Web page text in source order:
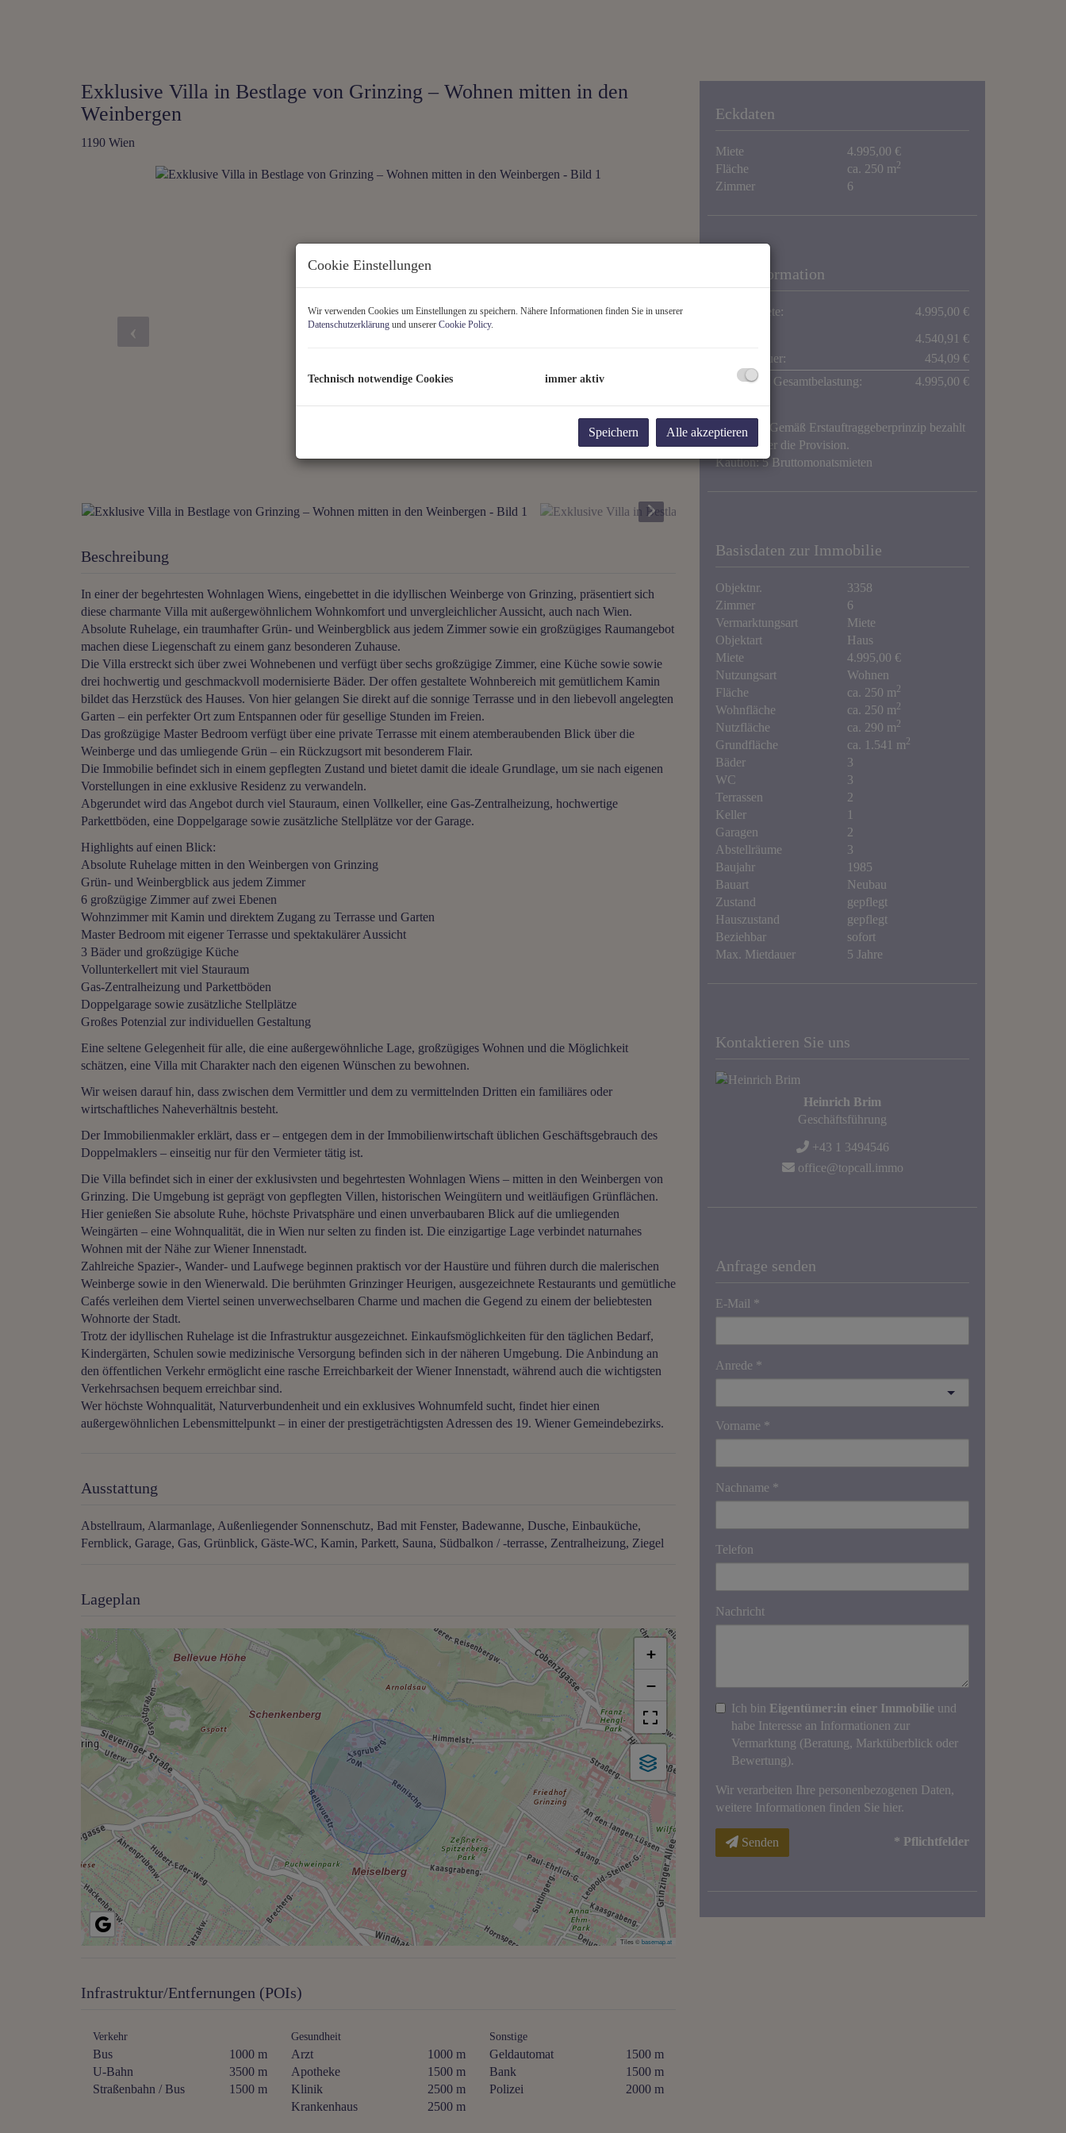
Exklusive Villa in Bestlage von Grinzing – Wohnen mitten in den
Weinbergen
1190 Wien
Beschreibung
In einer der begehrtesten Wohnlagen Wiens, eingebettet in die idyllischen Weinberge von Grinzing, präsentiert sich
diese charmante Villa mit außergewöhnlichem Wohnkomfort und unvergleichlicher Aussicht, auch nach Wien.
Absolute Ruhelage, ein traumhafter Grün- und Weinbergblick aus jedem Zimmer sowie ein großzügiges Raumangebot
machen diese Liegenschaft zu einem ganz besonderen Zuhause.
Die Villa erstreckt sich über zwei Wohnebenen und verfügt über sechs großzügige Zimmer, eine Küche sowie sowie
drei hochwertig und geschmackvoll modernisierte Bäder. Der offen gestaltete Wohnbereich mit gemütlichem Kamin
bildet das Herzstück des Hauses. Von hier gelangen Sie direkt auf die sonnige Terrasse und in den liebevoll angelegten
Garten – ein perfekter Ort zum Entspannen oder für gesellige Stunden im Freien.
Das großzügige Master Bedroom verfügt über eine private Terrasse mit einem atemberaubenden Blick über die
Weinberge und das umliegende Grün – ein Rückzugsort mit besonderem Flair.
Die Immobilie befindet sich in einem gepflegten Zustand und bietet damit die ideale Grundlage, um sie nach eigenen
Vorstellungen in eine exklusive Residenz zu verwandeln.
Abgerundet wird das Angebot durch viel Stauraum, einen Vollkeller, eine Gas-Zentralheizung, hochwertige
Parkettböden, eine Doppelgarage sowie zusätzliche Stellplätze vor der Garage.
Highlights auf einen Blick:
Absolute Ruhelage mitten in den Weinbergen von Grinzing
Grün- und Weinbergblick aus jedem Zimmer
6 großzügige Zimmer auf zwei Ebenen
Wohnzimmer mit Kamin und direktem Zugang zu Terrasse und Garten
Master Bedroom mit eigener Terrasse und spektakulärer Aussicht
3 Bäder und großzügige Küche
Vollunterkellert mit viel Stauraum
Gas-Zentralheizung und Parkettböden
Doppelgarage sowie zusätzliche Stellplätze
Großes Potenzial zur individuellen Gestaltung
Eine seltene Gelegenheit für alle, die eine außergewöhnliche Lage, großzügiges Wohnen und die Möglichkeit
schätzen, eine Villa mit Charakter nach den eigenen Wünschen zu bewohnen.
Wir weisen darauf hin, dass zwischen dem Vermittler und dem zu vermittelnden Dritten ein familiäres oder
wirtschaftliches Naheverhältnis besteht.
Der Immobilienmakler erklärt, dass er – entgegen dem in der Immobilienwirtschaft üblichen Geschäftsgebrauch des
Doppelmaklers – einseitig nur für den Vermieter tätig ist.
Die Villa befindet sich in einer der exklusivsten und begehrtesten Wohnlagen Wiens – mitten in den Weinbergen von
Grinzing. Die Umgebung ist geprägt von gepflegten Villen, historischen Weingütern und weitläufigen Grünflächen.
Hier genießen Sie absolute Ruhe, höchste Privatsphäre und einen unverbaubaren Blick auf die umliegenden
Weingärten – eine Wohnqualität, die in Wien nur selten zu finden ist. Die einzigartige Lage verbindet naturnahes
Wohnen mit der Nähe zur Wiener Innenstadt.
Zahlreiche Spazier-, Wander- und Laufwege beginnen praktisch vor der Haustüre und führen durch die malerischen
Weinberge sowie in den Wienerwald. Die berühmten Grinzinger Heurigen, ausgezeichnete Restaurants und gemütliche
Cafés verleihen dem Viertel seinen unverwechselbaren Charme und machen die Gegend zu einem der beliebtesten
Wohnorte der Stadt.
Trotz der idyllischen Ruhelage ist die Infrastruktur ausgezeichnet. Einkaufsmöglichkeiten für den täglichen Bedarf,
Kindergärten, Schulen sowie medizinische Versorgung befinden sich in der näheren Umgebung. Die Anbindung an
den öffentlichen Verkehr ermöglicht eine rasche Erreichbarkeit der Wiener Innenstadt, während auch die wichtigsten
Verkehrsachsen bequem erreichbar sind.
Wer höchste Wohnqualität, Naturverbundenheit und ein exklusives Wohnumfeld sucht, findet hier einen
außergewöhnlichen Lebensmittelpunkt – in einer der prestigeträchtigsten Adressen des 19. Wiener Gemeindebezirks.
Ausstattung
Abstellraum Alarmanlage Außenliegender Sonnenschutz Bad mit Fenster Badewanne Dusche Einbauküche
Fernblick Garage Gas Grünblick Gäste-WC Kamin Parkett Sauna Südbalkon / -terrasse Zentralheizung Ziegel
Lageplan
+
−
Tiles ©basemap.at
Infrastruktur/Entfernungen (POIs)
Verkehr
Bus
1000 m
U-Bahn
3500 m
Straßenbahn / Bus
1500 m
Gesundheit
Arzt
1000 m
Apotheke
1500 m
Klinik
2500 m
Krankenhaus
2500 m
Sonstige
Geldautomat
1500 m
Bank
1500 m
Polizei
2000 m
Eckdaten
Miete
4.995,00 €
Fläche
ca. 250 m2
Zimmer 6
Preisinformation
Gesamtmiete:
4.995,00 €
4.540,91 €
Umsatzsteuer:
454,09 €
monatliche Gesamtbelastung:
4.995,00 €
Provision:
Gemäß Erstauftraggeberprinzip bezahlt
der Abgeber die Provision.
Kaution: 5 Bruttomonatsmieten
Basisdaten zur Immobilie
Objektnr.
3358
Zimmer
6
Vermarktungsart
Miete
Objektart
Haus
Miete
4.995,00 €
Nutzungsart
Wohnen
Fläche
ca. 250 m2
Wohnfläche ca. 250 m2
Nutzfläche ca. 290 m2
Grundfläche ca. 1.541 m2
Bäder
3
WC
3
Terrassen
2
Keller
1
Garagen
2
Abstellräume
3
Baujahr
1985
Bauart
Neubau
Zustand
gepflegt
Hauszustand
gepflegt
Beziehbar
sofort
Max. Mietdauer
5 Jahre
Kontaktieren Sie uns
Heinrich Brim
Geschäftsführung
+43 1 3494546
office@topcall.immo
Anfrage senden
E-Mail
Anrede
Vorname
Nachname
Telefon
Nachricht
Ich bin Eigentümer:in einer Immobilie und
habe Interesse an Informationen zur
Vermarktung (Beratung, Marktüberblick oder
Bewertung).
Wir verarbeiten Ihre personenbezogenen Daten,
weitere Informationen finden Sie hier.
Senden * Pflichtfelder
Cookie Einstellungen
Wir verwenden Cookies um Einstellungen zu speichern. Nähere Informationen finden Sie in unserer
Datenschutzerklärung und unserer Cookie Policy.
Technisch notwendige Cookies immer aktiv
Speichern Alle akzeptieren